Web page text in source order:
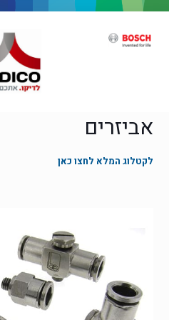
אביזרים
לקטלוג המלא לחצו כאן